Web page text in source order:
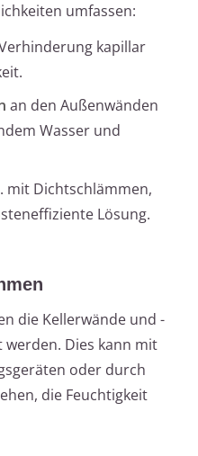
umfassen:
kapillar
an den Außenwänden
Wasser und
mit Dichtschlämmen,
Lösung.
die Kellerwände und -
Dies kann mit
oder durch
die Feuchtigkeit